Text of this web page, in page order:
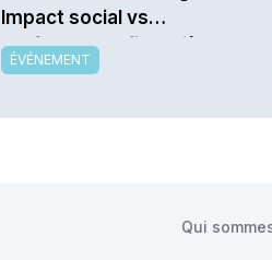
Impact social vs
performance financière au
service de l’assurabilité -
ÉVÉNEMENT
Qui